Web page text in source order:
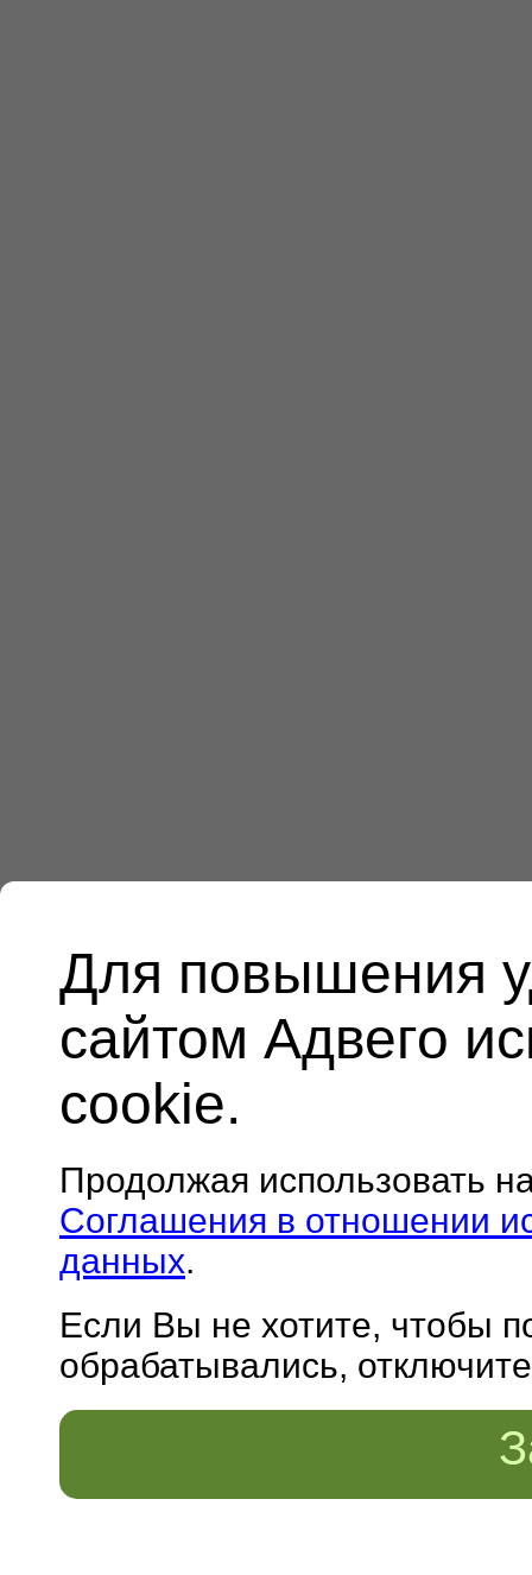
Для повышения
сайтом Адвего
cookie.
Продолжая использовать
Соглашения в отношении
данных.
Если Вы не хотите, чтобы
обрабатывались,